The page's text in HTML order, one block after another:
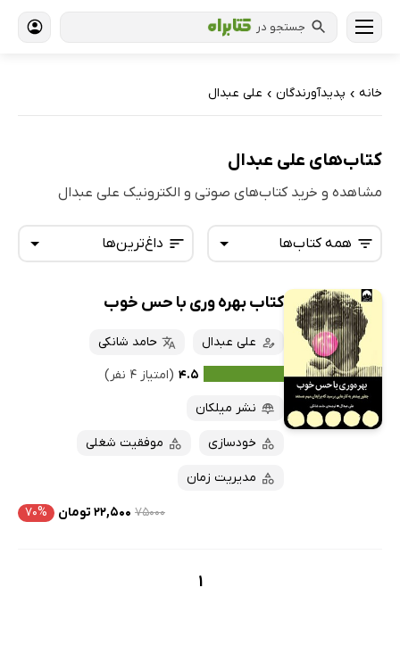
جستجو در
خانه › پدیدآورندگان › علی عبدال
کتاب‌های علی عبدال
مشاهده و خرید کتاب‌های صوتی و الکترونیک علی عبدال
داغ‌ترین‌ها
تازه‌ها
داغ‌ترین‌ها
پرفروش‌ها
ارزان ترین‌ها
همه کتاب‌ها
همه کتاب‌ها
کتاب‌های صوتی
کتاب‌های متنی
کتاب بهره وری با حس خوب
علی عبدال
حامد شانکی
۴.۵ (امتیاز ۴ نفر)
نشر میلکان
خودسازی موفقیت شغلی
مدیریت زمان
۷۵۰۰۰ ۲۲,۵۰۰ تومان ۷۰%
1